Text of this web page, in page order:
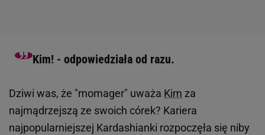
Kim! - odpowiedziała od razu.
Dziwi was, że "momager" uważa Kim za
najmądrzejszą ze swoich córek? Kariera
najpopularniejszej Kardashianki rozpoczęła się niby